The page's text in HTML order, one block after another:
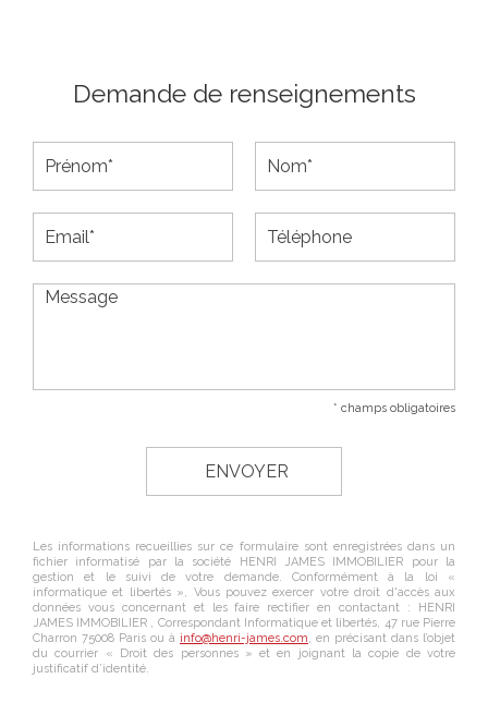
Demande de renseignements
* champs obligatoires
Les informations recueillies sur ce formulaire sont enregistrées dans un
fichier informatisé par la société
HENRI JAMES IMMOBILIER
pour la
gestion et le suivi de votre demande. Conformément à la loi «
informatique et libertés », Vous pouvez exercer votre droit d'accès aux
données vous concernant et les faire rectifier en contactant : HENRI
JAMES IMMOBILIER , Correspondant Informatique et libertés, 47 rue Pierre
Charron 75008 Paris ou à info@henri-james.com, en précisant dans l’objet
du courrier « Droit des personnes » et en joignant la copie de votre
justificatif d’identité.